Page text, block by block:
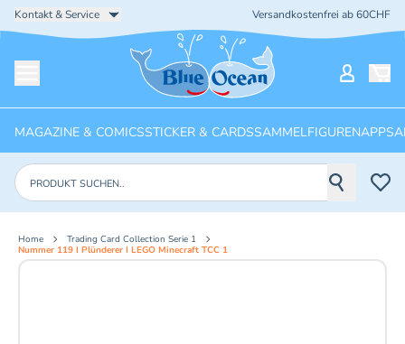
Kontakt & Service Versandkostenfrei ab 60CHF
Startseite
MAGAZINE & COMICSSTICKER & CARDSSAMMELFIGURENAPPS
Produkte suchen
Home
Trading Card Collection Serie 1
Nummer 119 I Plünderer I LEGO Minecraft TCC 1